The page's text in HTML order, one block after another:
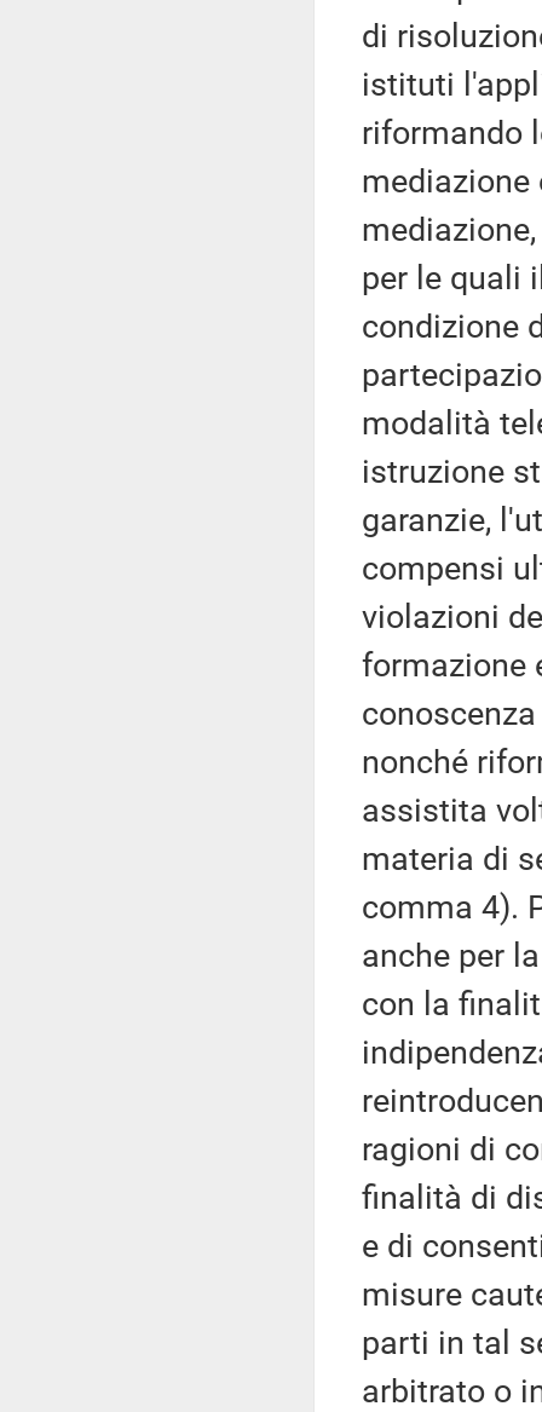
di
istituti
riformando
per le quali
condizione
modalità
istruzione
garanzie,
compensi
violazioni
formazione
nonché
assistita
materia di
comma 4).
anche per
con la
ragioni di
finalità di
e di
misure
parti in tal
arbitrato o